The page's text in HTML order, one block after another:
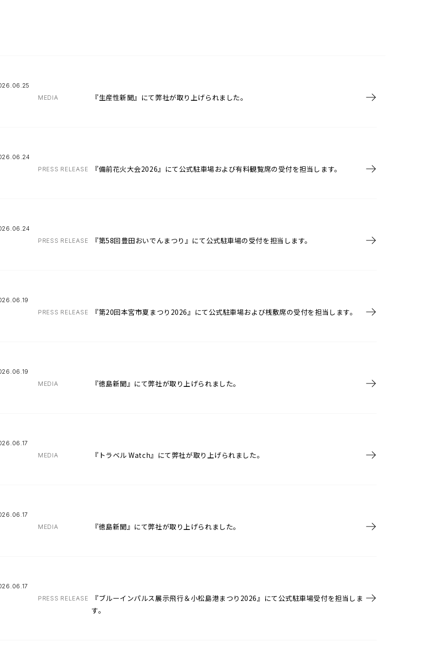
MEDIA
『生産性新聞』にて弊社が取り上げられました。
PRESS RELEASE
『備前花火大会2026』にて公式駐車場および有料観覧席の受付を担当します。
PRESS RELEASE
『第58回豊田おいでんまつり』にて公式駐車場の受付を担当します。
PRESS RELEASE
『第20回本宮市夏まつり2026』にて公式駐車場および桟敷席の受付を担当します。
MEDIA
『徳島新聞』にて弊社が取り上げられました。
MEDIA
『トラベル Watch』にて弊社が取り上げられました。
MEDIA
『徳島新聞』にて弊社が取り上げられました。
PRESS RELEASE
『ブルーインパルス展示飛行＆小松島港まつり2026』にて公式駐車場受付を担当しま
す。